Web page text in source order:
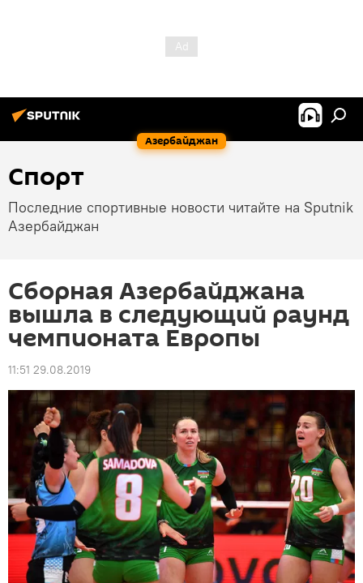
Азербайджан
Спорт
Последние спортивные новости читайте на Sputnik
Азербайджан
Сборная Азербайджана
вышла в следующий раунд
чемпионата Европы
11:51 29.08.2019